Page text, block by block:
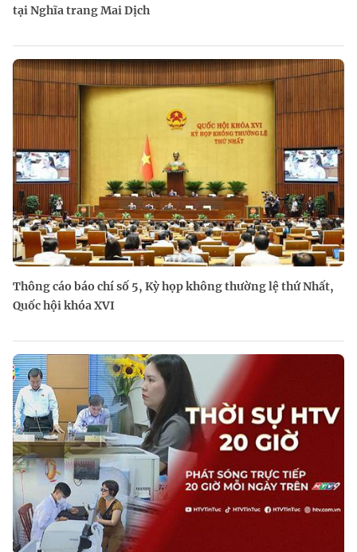
tại Nghĩa trang Mai Dịch
Thông cáo báo chí số 5, Kỳ họp không thường lệ thứ Nhất,
Quốc hội khóa XVI